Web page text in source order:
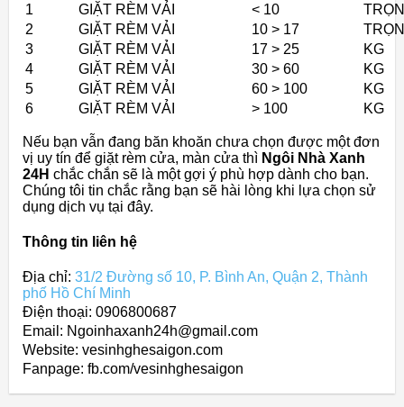
1
GIẶT RÈM VẢI < 10
2
GIẶT RÈM VẢI 10 > 17
3
GIẶT RÈM VẢI 17 > 25
KG
4
GIẶT RÈM VẢI 30 > 60
KG
5
GIẶT RÈM VẢI 60 > 100
KG
6
GIẶT RÈM VẢI > 100 KG
Nếu bạn vẫn đang băn khoăn chưa chọn được một đơn
vị uy tín để giặt rèm cửa, màn cửa thì Ngôi Nhà Xanh
24H chắc chắn sẽ là một gợi ý phù hợp dành cho bạn.
Chúng tôi tin chắc rằng bạn sẽ hài lòng khi lựa chọn sử
dụng dịch vụ tại đây.
Thông tin liên hệ
Địa chỉ: 31/2 Đường số 10, P. Bình An, Quận 2, Thành
phố Hồ Chí Minh
Điện thoại: 0906800687
Email: Ngoinhaxanh24h@gmail.com
Website: vesinhghesaigon.com
Fanpage: fb.com/vesinhghesaigon